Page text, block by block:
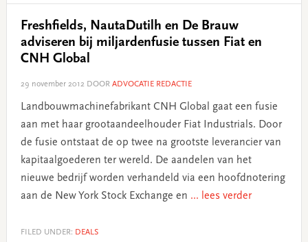
Freshfields, NautaDutilh en De Brauw
adviseren bij miljardenfusie tussen Fiat en
CNH Global
29 november 2012DOOR ADVOCATIE REDACTIE
Landbouwmachinefabrikant CNH Global gaat een fusie
aan met haar grootaandeelhouder Fiat Industrials. Door
de fusie ontstaat de op twee na grootste leverancier van
kapitaalgoederen ter wereld. De aandelen van het
nieuwe bedrijf worden verhandeld via een hoofdnotering
aan de New York Stock Exchange en ... lees verder
FILED UNDER: DEALS